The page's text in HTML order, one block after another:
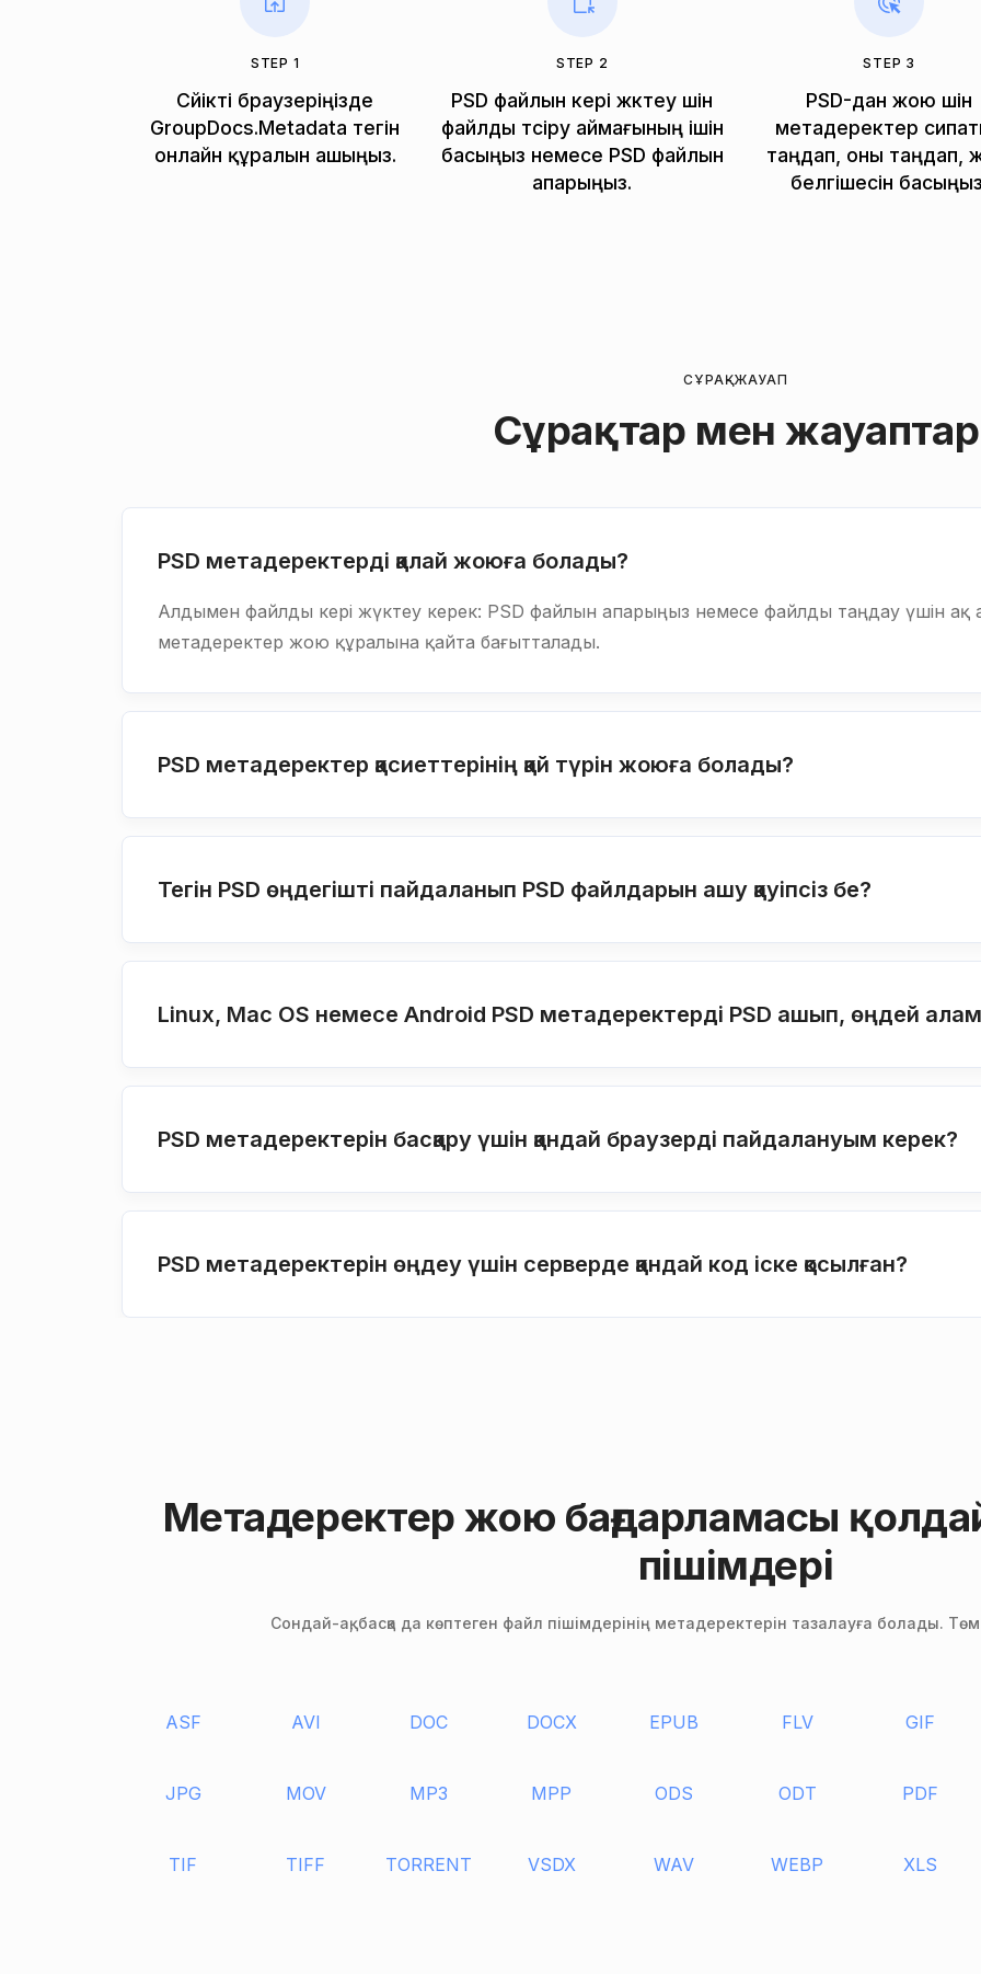
STEP 1
Сүйікті браузеріңізде
GroupDocs.Metadata тегін
онлайн құралын ашыңыз.
STEP 2
PSD файлын кері жүктеу үшін
файлды түсіру аймағының ішін
басыңыз немесе PSD файлын
апарыңыз.
STEP 3
PSD-дан жою үшін
метадеректер
таңдап, оны таңдап,
белгішесін
СҰРАҚ-ЖАУАП
Сұрақтар мен жауаптар
PSD метадеректерді қалай жоюға болады?
Алдымен файлды кері жүктеу керек: PSD файлын апарыңыз немесе файлды таңдау үшін ақ
метадеректер жою құралына қайта бағытталады.
PSD метадеректер қасиеттерінің қай түрін жоюға болады?
Тегін PSD өңдегішті пайдаланып PSD файлдарын ашу қауіпсіз бе?
Linux, Mac OS немесе Android PSD метадеректерді PSD ашып, өңдей
PSD метадеректерін басқару үшін қандай браузерді пайдалануым керек?
PSD метадеректерін өңдеу үшін серверде қандай код іске қосылған?
Метадеректер жою бағдарламасы
пішімдері
Сондай-ақ, басқа да көптеген файл пішімдерінің метадеректерін тазалауға болады.
ASF AVI DOC DOCX EPUB FLV GIF
JPG MOV MP3 MPP ODS ODT PDF
TIF TIFF TORRENT VSDX WAV WEBP XLS